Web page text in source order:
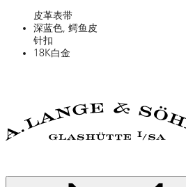
皮革表带
深蓝色, 鳄鱼皮
针扣
18K白金